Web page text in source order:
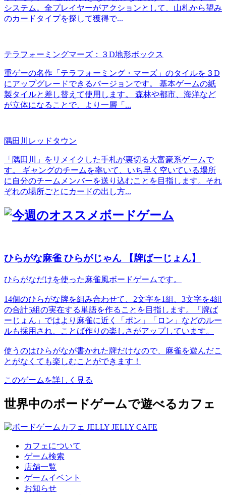
システム。全プレイヤーがアクションとして、山札から望み
のカードタイプを探して獲得で...
テラフォーミングマーズ：３D地形ボックス
重ゲーの名作「テラフォーミング・マーズ」のタイルを３D
にアップグレードできるバージョンです。 基本ゲームの紙
製タイルと差し替えて使用します。 森林や都市、海洋など
が立体になることで、より一層「...
隅田川レッドタウン
「隅田川」をリメイクした手札が裏切る大富豪系ゲームで
す。 ギャングのチームを率いて、いち早く空いている場所
に自分のチームメンバーを送り込むことを目指します。それ
ぞれの場所ごとにカードの出し方...
ひらがな麻雀 ひらがじゃん 【牌ばーじょん】
ひらがなだけを使った麻雀風ボードゲームです。
14個のひらがな牌を組み合わせて、2文字を1組、3文字を4組
の合計5組の実在する単語を作ることを目指します。「牌ば
ーじょん」ではより麻雀に近く「ポン」「ロン」などのルー
ルも採用され、ことば作りの楽しさがアップしています。
使うのはひらがなが書かれた牌だけなので、麻雀を遊んだこ
とがなくても楽しむことができます！
このゲームを詳しく見る
世界中のボードゲームで遊べるカフェ
カフェについて
ゲーム検索
店舗一覧
ゲームイベント
お知らせ